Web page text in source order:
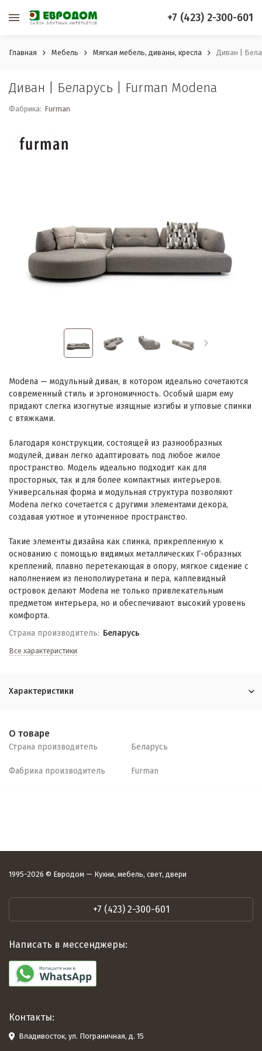
+7 (423) 2-300-601
Главная Мебель Мягкая мебель, диваны, кресла Диван |
Диван | Беларусь | Furman Modena
Фабрика: Furman
Modena — модульный диван, в котором идеально сочетаются
современный стиль и эргономичность. Особый шарм ему
придают слегка изогнутые изящные изгибы и угловые спинки
с втяжками.
Благодаря конструкции, состоящей из разнообразных
модулей, диван легко адаптировать под любое жилое
пространство. Модель идеально подходит как для
просторных, так и для более компактных интерьеров.
Универсальная форма и модульная структура позволяют
Modena легко сочетается с другими элементами декора,
создавая уютное и утонченное пространство.
Такие элементы дизайна как спинка, прикрепленную к
основанию с помощью видимых металлических Г-образных
креплений, плавно перетекающая в опору, мягкое сидение с
наполнением из пенополиуретана и пера, каплевидный
островок делают Modena не только привлекательным
предметом интерьера, но и обеспечивают высокий уровень
комфорта.
Страна производитель: Беларусь
Все характеристики
Характеристики
О товаре
Страна производитель Беларусь
Фабрика производитель Furman
1995-2026 © Евродом — Кухни, мебель, свет, двери
+7 (423) 2-300-601
Написать в мессенджеры:
Контакты:
Владивосток, ул. Пограничная, д. 15